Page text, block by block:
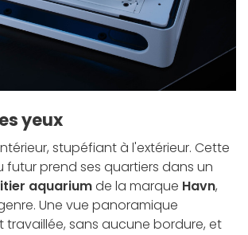
yeux
stupéfiant à l'extérieur. Cette
prend ses quartiers dans un
aquariumde la marque Havn,
Une vue panoramique
sans aucune bordure, et